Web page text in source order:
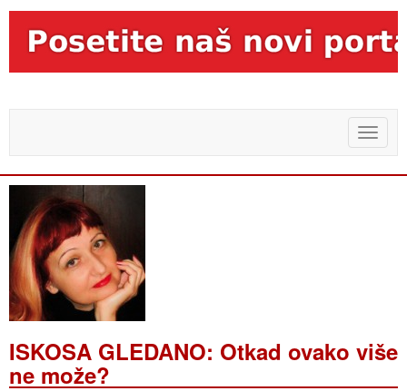
Toggle
ISKOSA GLEDANO: Otkad ovako više
ne može?